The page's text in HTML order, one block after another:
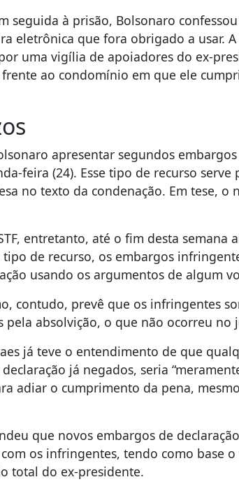
seguida à prisão, Bolsonaro
eletrônica que fora obrigado a usar.
uma vigília de apoiadores do ex-
ao condomínio em que ele
apresentar segundos
feira (24). Esse tipo de recurso serve
no texto da condenação. Em tese,
entretanto, até o fim desta semana
de recurso, os embargos
usando os argumentos de algum
contudo, prevê que os infringentes
pela absolvição, o que não ocorreu
já teve o entendimento de que
já negados, seria
adiar o cumprimento da pena,
que novos embargos de
os infringentes, tendo como base
total do ex-presidente.